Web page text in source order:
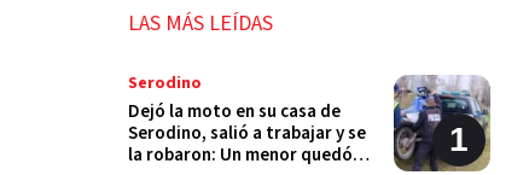
LAS MÁS LEÍDAS
Serodino
Dejó la moto en su casa de
Serodino, salió a trabajar y se
la robaron: Un menor quedó